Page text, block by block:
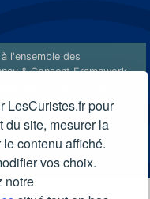
LesCuristes.fr pour
du site, mesurer la
contenu affiché.
vos choix.
notre
l'ensemble des
& Consent Framework
Platform n°92.
encliquant ici.